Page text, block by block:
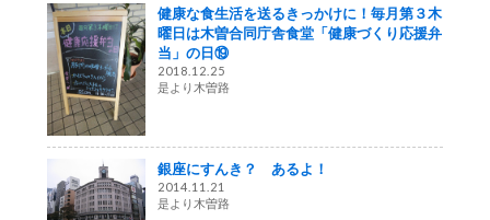
健康な食生活を送るきっかけに！毎月第３木
曜日は木曽合同庁舎食堂「健康づくり応援弁
当」の日⑲
2018.12.25
是より木曽路
銀座にすんき？ あるよ！
2014.11.21
是より木曽路